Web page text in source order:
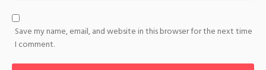
Save my name, email, and website in this browser for the next time
I comment.